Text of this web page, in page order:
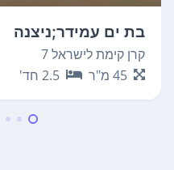
בת ים עמידר;ניצנה
קרן קימת לישראל 7
45 מ"ר 2.5 חד'